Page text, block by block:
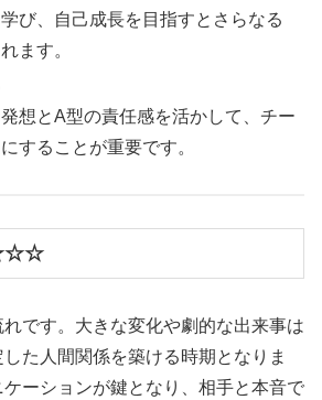
び、自己成長を目指すとさらなる
ます。
想とA型の責任感を活かして、チー
することが重要です。
です。大きな変化や劇的な出来事は
た人間関係を築ける時期となりま
ーションが鍵となり、相手と本音で